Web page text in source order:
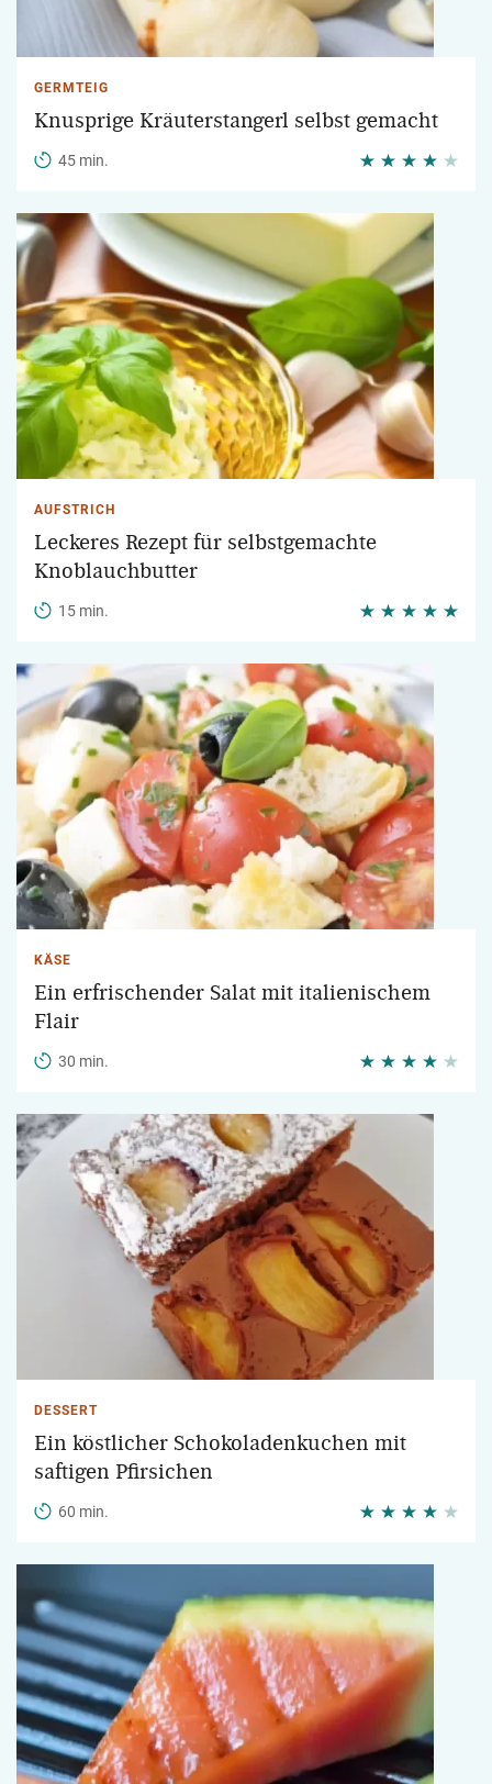
GERMTEIG
Knusprige Kräuterstangerl selbst gemacht
45 min.
AUFSTRICH
Leckeres Rezept für selbstgemachte
Knoblauchbutter
15 min.
KÄSE
Ein erfrischender Salat mit italienischem
Flair
30 min.
DESSERT
Ein köstlicher Schokoladenkuchen mit
saftigen Pfirsichen
60 min.